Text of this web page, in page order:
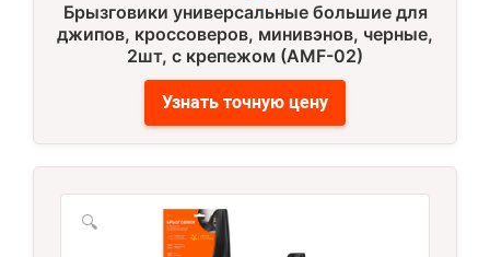
Брызговики универсальные большие для
джипов, кроссоверов, минивэнов, черные,
2шт, с крепежом (AMF-02)
Узнать точную цену
🔍